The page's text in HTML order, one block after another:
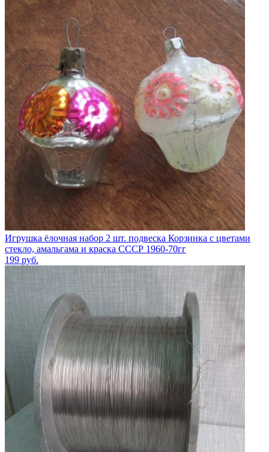
Игрушка ёлочная набор 2 шт. подвеска Корзинка с цветами
стекло, амальгама и краска СССР 1960-70гг
199 руб.